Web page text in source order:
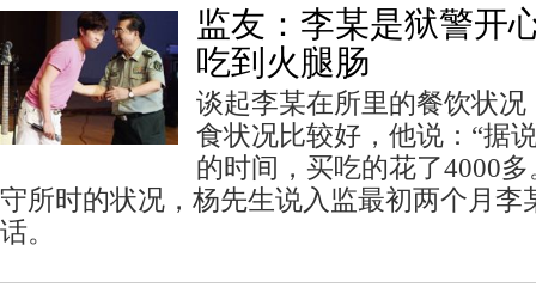
监友：李某是狱警开
吃到火腿肠
谈起李某在所里的餐饮状
食状况比较好，他说：“据
的时间，买吃的花了
守所时的状况，杨先生说入监最初两个月李
话。